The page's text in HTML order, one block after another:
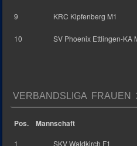
9 KRC Kipfenberg M1
10 SV Phoenix Ettlingen-KA
VERBANDSLIGA FRAUEN
Pos. Mannschaft
1 SKV Waldkirch F1